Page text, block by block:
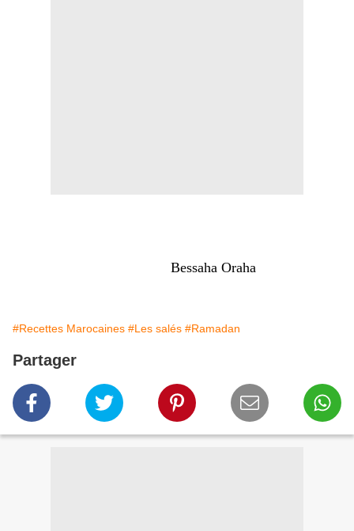
Bessaha Oraha
#Recettes Marocaines #Les salés #Ramadan
Partager